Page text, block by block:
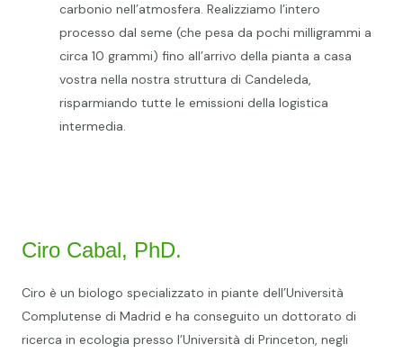
carbonio nell’atmosfera. Realizziamo l’intero
processo dal seme (che pesa da pochi milligrammi a
circa 10 grammi) fino all’arrivo della pianta a casa
vostra nella nostra struttura di Candeleda,
risparmiando tutte le emissioni della logistica
intermedia.
Ciro Cabal, PhD.
Ciro è un biologo specializzato in piante dell’Università
Complutense di Madrid e ha conseguito un dottorato di
ricerca in ecologia presso l’Università di Princeton, negli